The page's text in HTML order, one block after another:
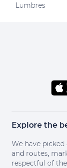
Lumbres
Explore the
We have
and routes,
respectful of